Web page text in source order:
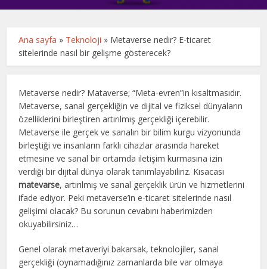
Ana sayfa » Teknoloji » Metaverse nedir? E-ticaret
sitelerinde nasıl bir gelişme gösterecek?
Metaverse nedir? Mataverse; “Meta-evren”in kısaltmasıdır.
Metaverse, sanal gerçekliğin ve dijital ve fiziksel dünyaların
özelliklerini birleştiren artırılmış gerçekliği içerebilir.
Metaverse ile gerçek ve sanalın bir bilim kurgu vizyonunda
birleştiği ve insanların farklı cihazlar arasında hareket
etmesine ve sanal bir ortamda iletişim kurmasına izin
verdiği bir dijital dünya olarak tanımlayabiliriz. Kısacası
matevarse, artırılmış ve sanal gerçeklik ürün ve hizmetlerini
ifade ediyor. Peki metaverse’in e-ticaret sitelerinde nasıl
gelişimi olacak? Bu sorunun cevabını haberimizden
okuyabilirsiniz…
Genel olarak metaveriyi bakarsak, teknolojiler, sanal
gerçekliği (oynamadığınız zamanlarda bile var olmaya